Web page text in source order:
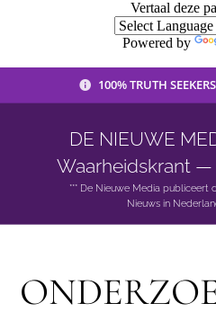
Vertaal deze
Powered by
100% TRUTH
DE NIEUWE
Waarheidskrant —
*** De Nieuwe Media publiceert
Nieuws in